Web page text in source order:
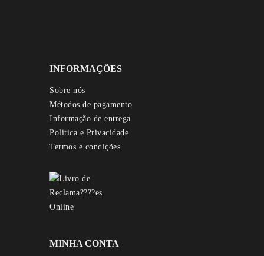
INFORMAÇÕES
Sobre nós
Métodos de pagamento
Informação de entrega
Politica e Privacidade
Termos e condições
MINHA CONTA